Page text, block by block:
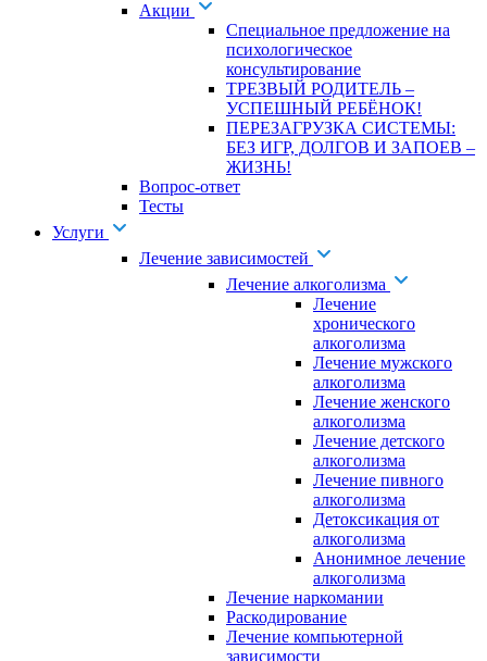
Акции
Специальное предложение на
психологическое
консультирование
ТРЕЗВЫЙ РОДИТЕЛЬ –
УСПЕШНЫЙ РЕБЁНОК!
ПЕРЕЗАГРУЗКА СИСТЕМЫ:
БЕЗ ИГР, ДОЛГОВ И ЗАПОЕВ –
ЖИЗНЬ!
Вопрос-ответ
Тесты
Услуги
Лечение зависимостей
Лечение алкоголизма
Лечение
хронического
алкоголизма
Лечение мужского
алкоголизма
Лечение женского
алкоголизма
Лечение детского
алкоголизма
Лечение пивного
алкоголизма
Детоксикация от
алкоголизма
Анонимное лечение
алкоголизма
Лечение наркомании
Раскодирование
Лечение компьютерной
зависимости